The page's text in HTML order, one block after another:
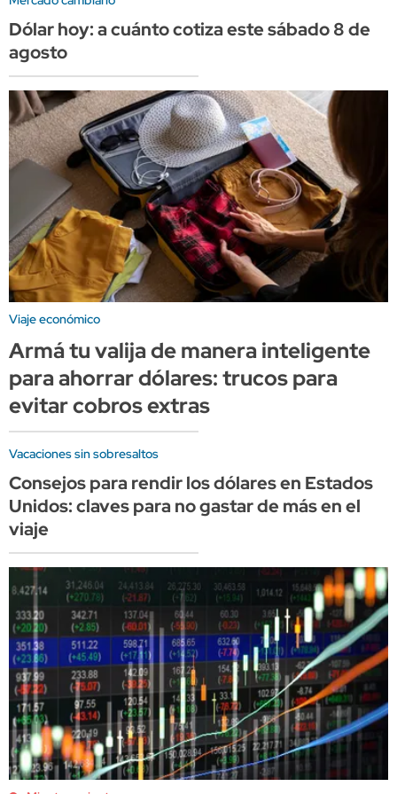
Dólar hoy: a cuánto cotiza este sábado 8 de
agosto
Viaje económico
Armá tu valija de manera inteligente
para ahorrar dólares: trucos para
evitar cobros extras
Vacaciones sin sobresaltos
Consejos para rendir los dólares en Estados
Unidos: claves para no gastar de más en el
viaje